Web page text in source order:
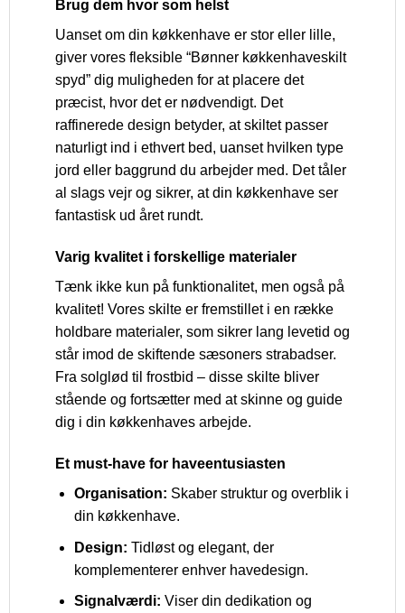
Brug dem hvor som helst
Uanset om din køkkenhave er stor eller lille,
giver vores fleksible “Bønner køkkenhaveskilt
spyd” dig muligheden for at placere det
præcist, hvor det er nødvendigt. Det
raffinerede design betyder, at skiltet passer
naturligt ind i ethvert bed, uanset hvilken type
jord eller baggrund du arbejder med. Det tåler
al slags vejr og sikrer, at din køkkenhave ser
fantastisk ud året rundt.
Varig kvalitet i forskellige materialer
Tænk ikke kun på funktionalitet, men også på
kvalitet! Vores skilte er fremstillet i en række
holdbare materialer, som sikrer lang levetid og
står imod de skiftende sæsoners strabadser.
Fra solglød til frostbid – disse skilte bliver
stående og fortsætter med at skinne og guide
dig i din køkkenhaves arbejde.
Et must-have for haveentusiasten
Organisation: Skaber struktur og overblik i
din køkkenhave.
Design: Tidløst og elegant, der
komplementerer enhver havedesign.
Signalværdi: Viser din dedikation og